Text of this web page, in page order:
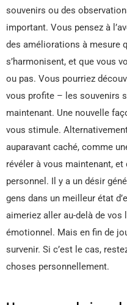
souvenirs ou des
important. Vous pensez à
des améliorations à mesure
s’harmonisent, et que vous
ou pas. Vous pourriez
vous profite – les souvenirs
maintenant. Une nouvelle
vous stimule.
auparavant caché, comme
révéler à vous maintenant, et
personnel. Il y a un désir
gens dans un meilleur état
aimeriez aller au-delà de
émotionnel. Mais en fin de
survenir. Si c’est le cas,
choses personnellement.